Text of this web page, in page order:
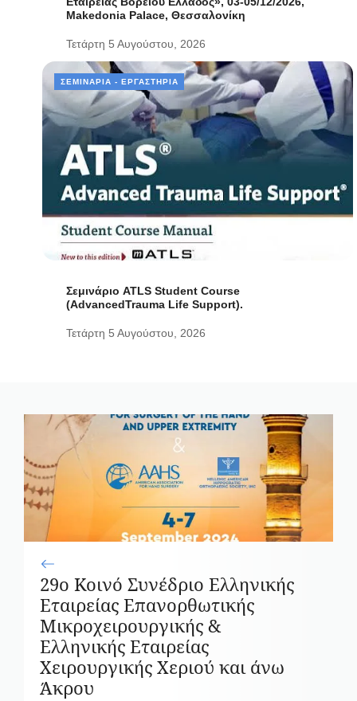
Makedonia Palace, Θεσσαλονίκη
Τετάρτη 5 Αυγούστου, 2026
ΣΕΜΙΝΆΡΙΑ - ΕΡΓΑΣΤΉΡΙΑ
Σεμινάριο ATLS Student Course
(AdvancedTrauma Life Support).
Τετάρτη 5 Αυγούστου, 2026
29ο Κοινό Συνέδριο Ελληνικής
Εταιρείας Επανορθωτικής
Μικροχειρουργικής &
Ελληνικής Εταιρείας
Χειρουργικής Χεριού και άνω
Άκρου